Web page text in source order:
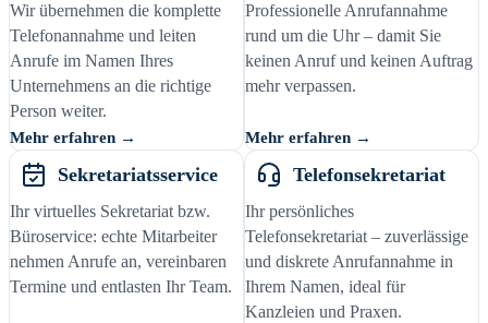
Wir übernehmen die komplette
Telefonannahme und leiten
Anrufe im Namen Ihres
Unternehmens an die richtige
Person weiter.
Mehr erfahren →
Professionelle Anrufannahme
rund um die Uhr – damit Sie
keinen Anruf und keinen Auftrag
mehr verpassen.
Mehr erfahren →
Sekretariatsservice
Ihr virtuelles Sekretariat bzw.
Büroservice: echte Mitarbeiter
nehmen Anrufe an, vereinbaren
Termine und entlasten Ihr Team.
Telefonsekretariat
Ihr persönliches
Telefonsekretariat – zuverlässige
und diskrete Anrufannahme in
Ihrem Namen, ideal für
Kanzleien und Praxen.